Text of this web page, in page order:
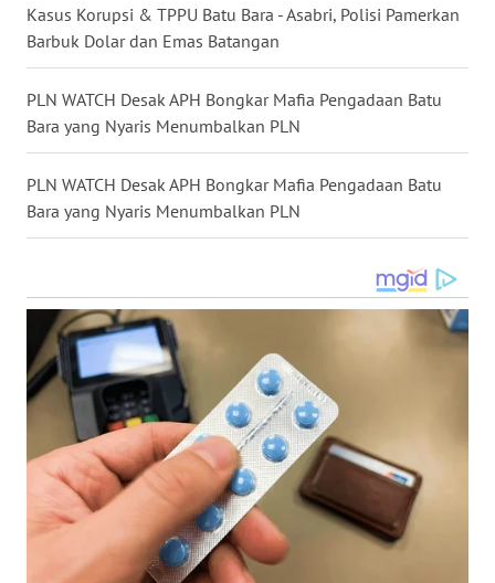
Kasus Korupsi & TPPU Batu Bara - Asabri, Polisi Pamerkan
Barbuk Dolar dan Emas Batangan
PLN WATCH Desak APH Bongkar Mafia Pengadaan Batu
Bara yang Nyaris Menumbalkan PLN
PLN WATCH Desak APH Bongkar Mafia Pengadaan Batu
Bara yang Nyaris Menumbalkan PLN
DANAU
TOBA
WN
WN
SELATAN
WN
TANJUNG
LESUNG
WN
KARO
WN
SIMALUNGUN